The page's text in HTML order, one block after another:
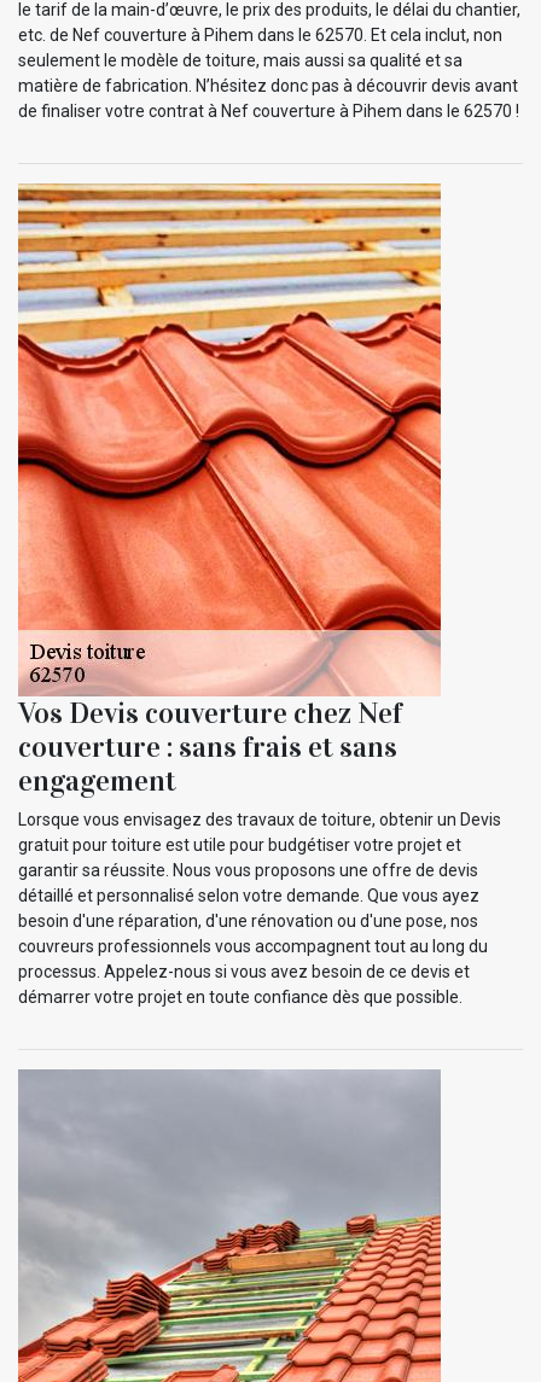
le tarif de la main-d’œuvre, le prix des produits, le délai du chantier,
etc. de Nef couverture à Pihem dans le 62570. Et cela inclut, non
seulement le modèle de toiture, mais aussi sa qualité et sa
matière de fabrication. N’hésitez donc pas à découvrir devis avant
de finaliser votre contrat à Nef couverture à Pihem dans le 62570 !
Vos Devis couverture chez Nef
couverture : sans frais et sans
engagement
Lorsque vous envisagez des travaux de toiture, obtenir un Devis
gratuit pour toiture est utile pour budgétiser votre projet et
garantir sa réussite. Nous vous proposons une offre de devis
détaillé et personnalisé selon votre demande. Que vous ayez
besoin d'une réparation, d'une rénovation ou d'une pose, nos
couvreurs professionnels vous accompagnent tout au long du
processus. Appelez-nous si vous avez besoin de ce devis et
démarrer votre projet en toute confiance dès que possible.